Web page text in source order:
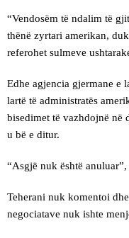
“Vendosëm të ndalim të
thënë zyrtari amerikan,
referohet sulmeve
Edhe agjencia gjermane e
lartë të administratës
bisedimet të vazhdojnë
u bë e ditur.
“Asgjë nuk është
Teherani nuk komentoi
negociatave nuk ishte